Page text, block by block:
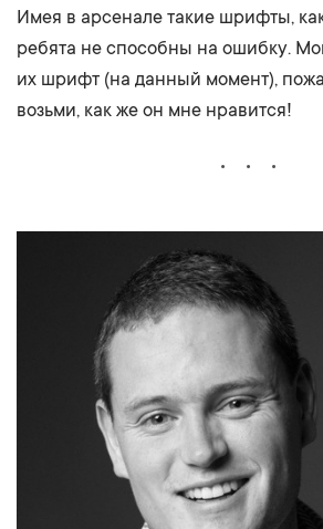
Имея в арсенале такие шрифты,
ребята не способны на ошибку.
их шрифт (на данный момент),
возьми, как же он мне нравится!